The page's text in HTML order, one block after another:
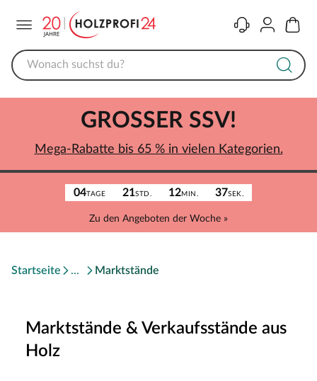
KontaktKonto
04TAGE 21STD. 12MIN. 37SEK.
Zu den Angeboten der Woche »
GROSSER SSV!
Mega-Rabatte bis 65 % in vielen Kategorien.
Startseite Marktstände
Marktstände & Verkaufsstände aus
Holz